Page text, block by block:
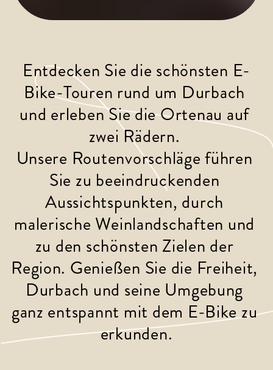
Entdecken Sie die schönsten E-
Bike-Touren rund um Durbach
und erleben Sie die Ortenau auf
zwei Rädern.
Unsere Routenvorschläge führen
Sie zu beeindruckenden
Aussichtspunkten, durch
malerische Weinlandschaften und
zu den schönsten Zielen der
Region. Genießen Sie die Freiheit,
Durbach und seine Umgebung
ganz entspannt mit dem E-Bike zu
erkunden.